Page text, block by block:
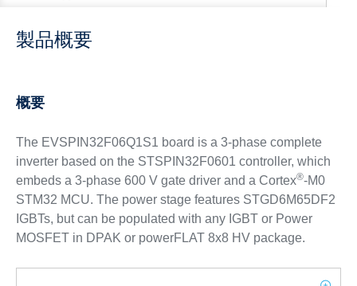
製品概要
概要
The EVSPIN32F06Q1S1 board is a 3-phase complete
inverter based on the STSPIN32F0601 controller, which
embeds a 3‑phase 600 V gate driver and a Cortex®-M0
STM32 MCU. The power stage features STGD6M65DF2
IGBTs, but can be populated with any IGBT or Power
MOSFET in DPAK or powerFLAT 8x8 HV package.